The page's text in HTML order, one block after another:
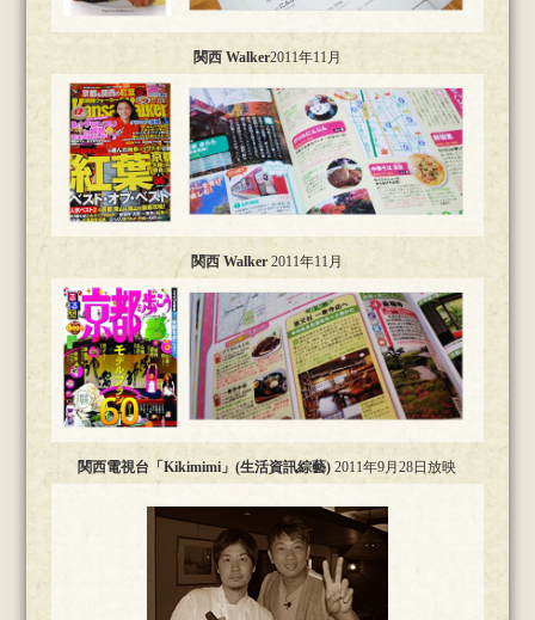
関西 Walker2011年11月
関西 Walker2011年11月
関西電視台「Kikimimi」(生活資訊綜藝)2011年9月28日放映